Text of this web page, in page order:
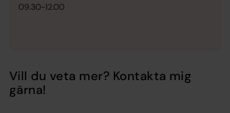
09.30-12.00
Vill du veta mer? Kontakta mig
gärna!